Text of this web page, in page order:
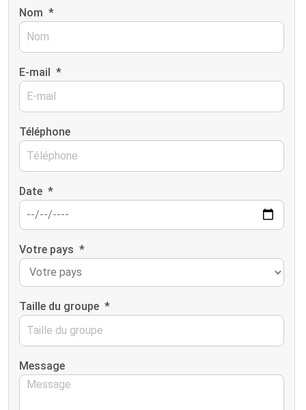
Nom *
E-mail *
Téléphone
Date *
Votre pays *
Taille du groupe *
Message